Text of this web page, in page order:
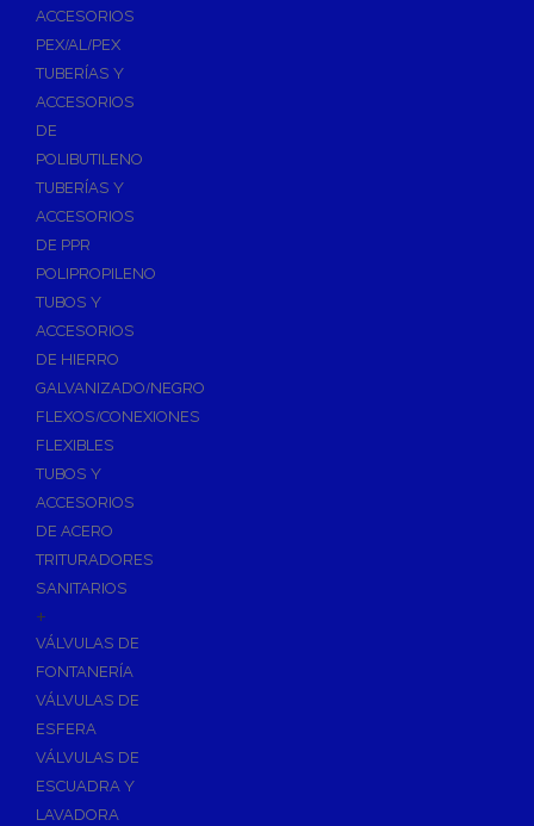
ACCESORIOS
PEX/AL/PEX
TUBERÍAS Y
ACCESORIOS
DE
POLIBUTILENO
TUBERÍAS Y
ACCESORIOS
DE PPR
POLIPROPILENO
TUBOS Y
ACCESORIOS
DE HIERRO
GALVANIZADO/NEGRO
FLEXOS/CONEXIONES
FLEXIBLES
TUBOS Y
ACCESORIOS
DE ACERO
TRITURADORES
SANITARIOS
+
VÁLVULAS DE
FONTANERÍA
VÁLVULAS DE
ESFERA
VÁLVULAS DE
ESCUADRA Y
LAVADORA